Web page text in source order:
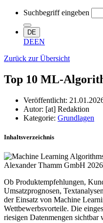
Suchbegriff eingeben
DE
DEEN
Zurück zur Übersicht
Top 10 ML-
Veröffentlicht:
Autor: [at] Redaktion
Kategorie: Grundlagen
Inhaltsverzeichnis
Alexander Thamm GmbH 2026
Ob Produktempfehlungen,
Umsatzprognosen,
der Einsatz von Machine
Wettbewerbsvorteile. Die
riesigen Datenmengen sichtbar